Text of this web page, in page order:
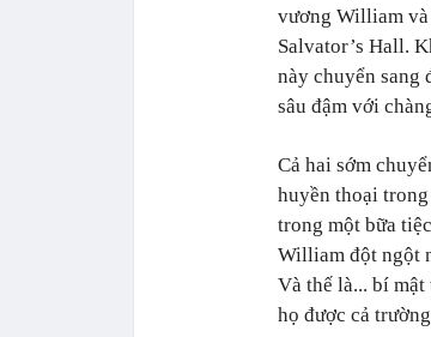
vương William và
Salvator’s Hall.
này chuyển sang
sâu đậm với
Cả hai sớm
huyền thoại
trong một bữa
William đột ngột
Và thế là... bí
họ được cả